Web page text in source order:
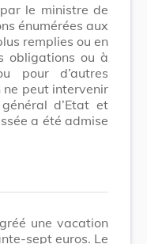
le ministre de
énumérées aux
remplies ou en
obligations ou à
pour d’autres
peut intervenir
d’Etat et
a été admise
une vacation
sept euros. Le